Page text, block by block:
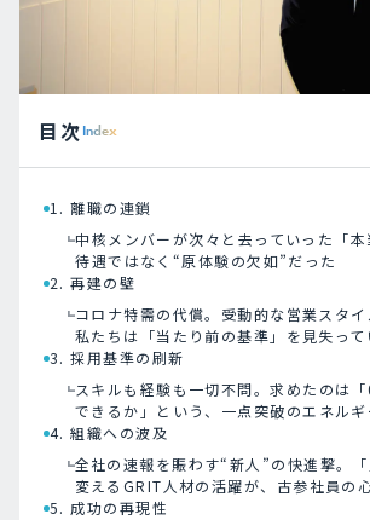
目次 Index
1. 離職の連鎖
中核メンバーが次々と去っていった「本
待遇ではなく“原体験の欠如”だった
2. 再建の壁
コロナ特需の代償。受動的な営業スタイ
私たちは「当たり前の基準」を見失って
3. 採用基準の刷新
スキルも経験も一切不問。求めたのは
できるか」という、一点突破のエネルギ
4. 組織への波及
全社の速報を賑わす“新人”の快進撃。
変えるGRIT人材の活躍が、古参社員の
5. 成功の再現性